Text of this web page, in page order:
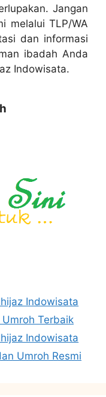
Jangan
melalui TLP/WA
dan informasi
ibadah Anda
Indowisata.
Indowisata
Terbaik
Indowisata
Umroh Resmi